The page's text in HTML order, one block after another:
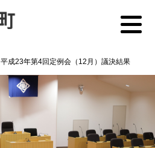
平成23年第4回定例会（12月）議決結果